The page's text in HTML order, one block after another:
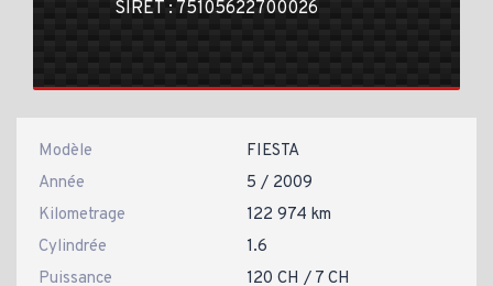
SIRET : 75105622700026
Modèle
FIESTA
Année
5 / 2009
Kilometrage
122 974 km
Cylindrée
1.6
Puissance
120 CH / 7 CH